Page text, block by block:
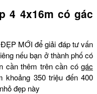
4 4x16m có gác
MỚI để giải đáp tư vấn
nếu bạn ở thành phố có
cần thêm trên cần có gác
350 triệu đến 400
đẹp này